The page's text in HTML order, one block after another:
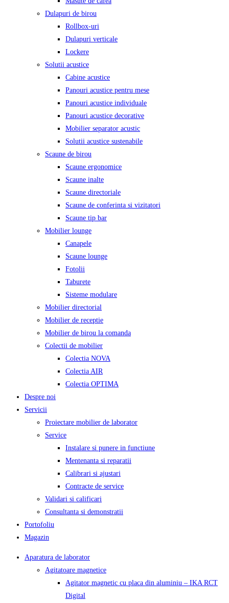
Dulapuri de birou
Rollbox-uri
Dulapuri verticale
Lockere
Solutii acustice
Cabine acustice
Panouri acustice pentru mese
Panouri acustice individuale
Panouri acustice decorative
Mobilier separator acustic
Solutii acustice sustenabile
Scaune de birou
Scaune ergonomice
Scaune inalte
Scaune directoriale
Scaune de conferinta si vizitatori
Scaune tip bar
Mobilier lounge
Canapele
Scaune lounge
Fotolii
Taburete
Sisteme modulare
Mobilier directorial
Mobilier de receptie
Mobilier de birou la comanda
Colectii de mobilier
Colectia NOVA
Colectia AIR
Colectia OPTIMA
Despre noi
Servicii
Proiectare mobilier de laborator
Service
Instalare si punere in functiune
Mentenanta si reparatii
Calibrari si ajustari
Contracte de service
Validari si calificari
Consultanta si demonstratii
Portofoliu
Magazin
Aparatura de laborator
Agitatoare magnetice
Agitator magnetic cu placa din aluminiu – IKA RCT
Digital